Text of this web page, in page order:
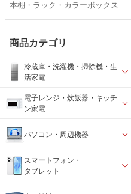
本棚・ラック・カラーボックス
商品カテゴリ
冷蔵庫・洗濯機・掃除機・生
活家電
電子レンジ・炊飯器・キッチ
ン家電
パソコン・周辺機器
スマートフォン・
タブレット